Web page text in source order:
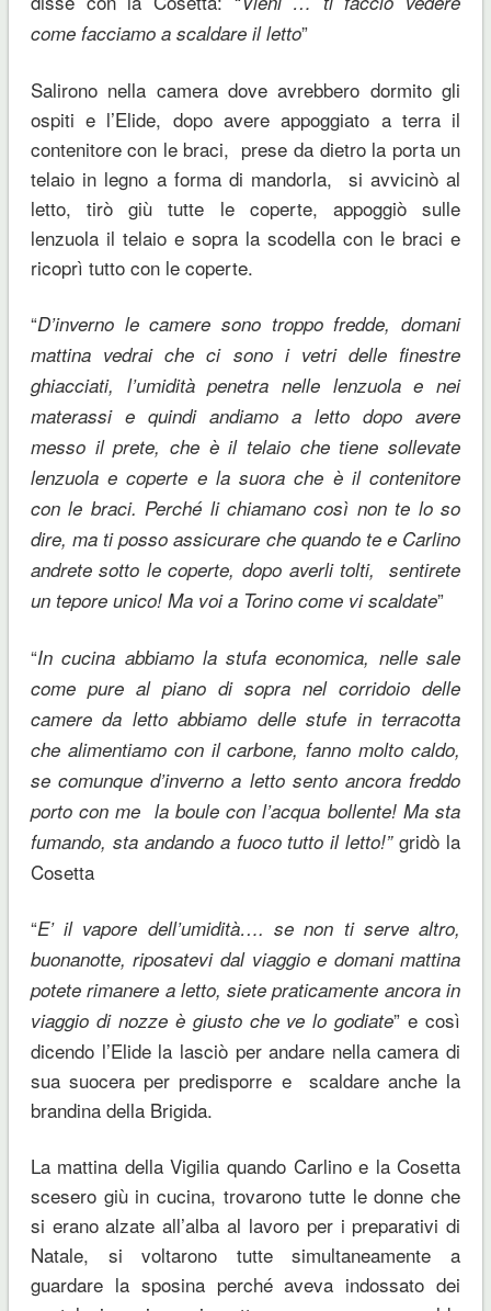
come facciamo a scaldare il letto”
Salirono nella camera dove avrebbero dormito gli
ospiti e l’Elide, dopo avere appoggiato a terra il
contenitore con le braci, prese da dietro la porta un
telaio in legno a forma di mandorla, si avvicinò al
letto, tirò giù tutte le coperte, appoggiò sulle
lenzuola il telaio e sopra la scodella con le braci e
ricoprì tutto con le coperte.
“D’inverno le camere sono troppo fredde, domani
mattina vedrai che ci sono i vetri delle finestre
ghiacciati, l’umidità penetra nelle lenzuola e nei
materassi e quindi andiamo a letto dopo avere
messo il prete, che è il telaio che tiene sollevate
lenzuola e coperte e la suora che è il contenitore
con le braci. Perché li chiamano così non te lo so
dire, ma ti posso assicurare che quando te e Carlino
andrete sotto le coperte, dopo averli tolti, sentirete
un tepore unico! Ma voi a Torino come vi scaldate”
“In cucina abbiamo la stufa economica, nelle sale
come pure al piano di sopra nel corridoio delle
camere da letto abbiamo delle stufe in terracotta
che alimentiamo con il carbone, fanno molto caldo,
se comunque d’inverno a letto sento ancora freddo
porto con me la boule con l’acqua bollente! Ma sta
fumando, sta andando a fuoco tutto il letto!”gridò la
Cosetta
“E’ il vapore dell’umidità…. se non ti serve altro,
buonanotte, riposatevi dal viaggio e domani mattina
potete rimanere a letto, siete praticamente ancora in
viaggio di nozze è giusto che ve lo godiate” e così
dicendo l’Elide la lasciò per andare nella camera di
sua suocera per predisporre e scaldare anche la
brandina della Brigida.
La mattina della Vigilia quando Carlino e la Cosetta
scesero giù in cucina, trovarono tutte le donne che
si erano alzate all’alba al lavoro per i preparativi di
Natale, si voltarono tutte simultaneamente a
guardare la sposina perché aveva indossato dei